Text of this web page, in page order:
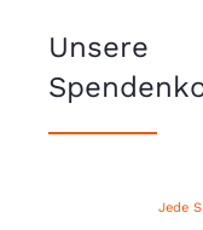
Unsere
Jede